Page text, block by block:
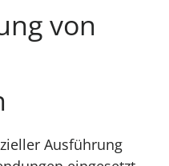
von
Ausführung